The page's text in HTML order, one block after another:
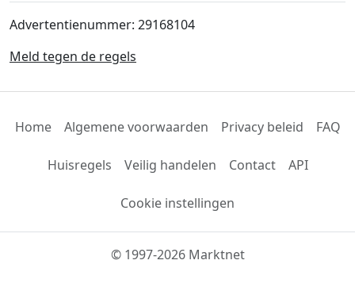
Advertentienummer: 29168104
Meld tegen de regels
Home Algemene voorwaarden Privacy beleid FAQ
Huisregels Veilig handelen Contact API
Cookie instellingen
© 1997-2026 Marktnet